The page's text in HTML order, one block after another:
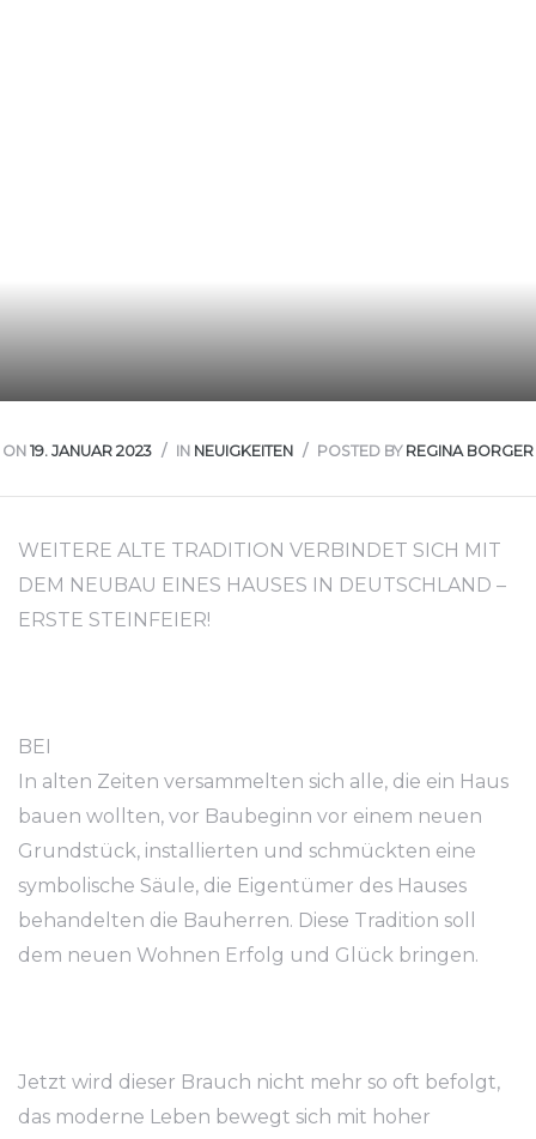
ON 19. JANUAR 2023 IN NEUIGKEITEN POSTED BY REGINA BORGER
WEITERE ALTE TRADITION VERBINDET SICH MIT
DEM NEUBAU EINES HAUSES IN DEUTSCHLAND –
ERSTE STEINFEIER!
BEI
In alten Zeiten versammelten sich alle, die ein Haus
bauen wollten, vor Baubeginn vor einem neuen
Grundstück, installierten und schmückten eine
symbolische Säule, die Eigentümer des Hauses
behandelten die Bauherren. Diese Tradition soll
dem neuen Wohnen Erfolg und Glück bringen.
Jetzt wird dieser Brauch nicht mehr so ​​​​oft befolgt,
das moderne Leben bewegt sich mit hoher